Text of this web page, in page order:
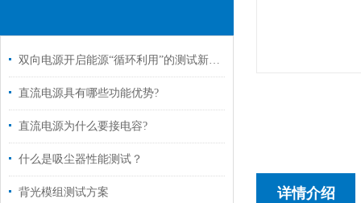
双向电源开启能源“循环利用”的测试新纪元
直流电源具有哪些功能优势?
直流电源为什么要接电容?
什么是吸尘器性能测试？
背光模组测试方案 详情介绍